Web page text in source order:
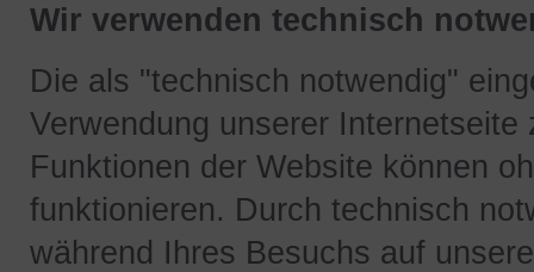
Wir verwenden technisch
Die als "technisch notwendig"
Verwendung unserer
Funktionen der Website können
funktionieren. Durch technisch
während Ihres Besuchs auf